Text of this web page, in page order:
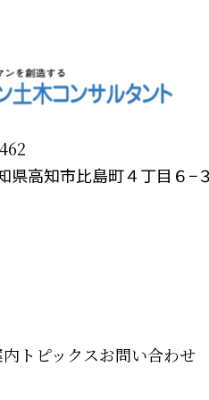
県高知市比島町４丁目６−
トピックスお問い合わせ